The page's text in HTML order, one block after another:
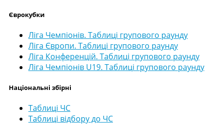
Єврокубки
Ліга Чемпіонів. Таблиці групового раунду
Ліга Європи. Таблиці групового раунду
Ліга Конференцій. Таблиці групового раунду
Ліга Чемпіонів U19. Таблиці групового раунду
Національні збірні
Таблиці ЧС
Таблиці відбору до ЧС